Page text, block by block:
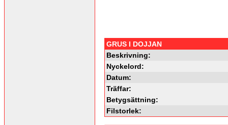
GRUS I DOJJAN
Beskrivning:
Nyckelord:
Datum:
Träffar:
Betygsättning:
Filstorlek: